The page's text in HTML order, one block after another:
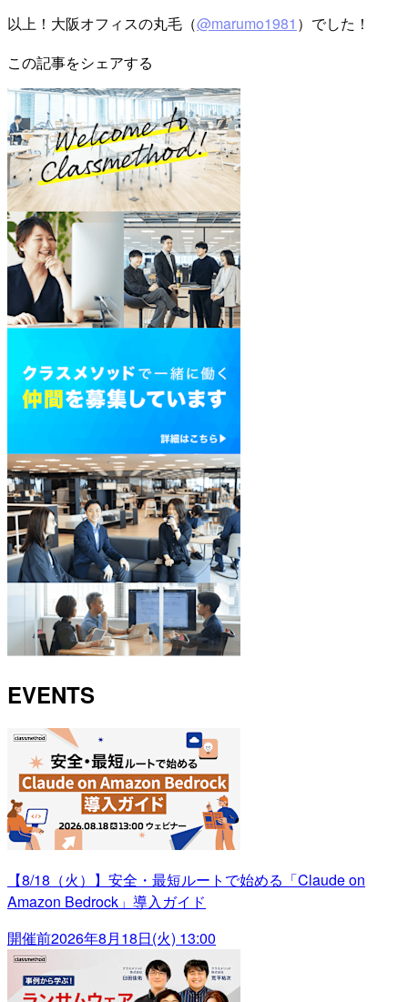
以上！大阪オフィスの丸毛（@marumo1981 ）でした！
この記事をシェアする
EVENTS
【8/18（火）】安全・最短ルートで始める「Claude on
Amazon Bedrock」導入ガイド
開催前2026年8月18日(火) 13:00